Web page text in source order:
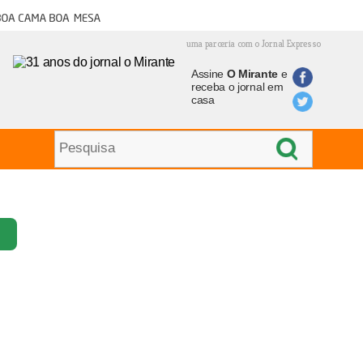
cama boa mesa
uma parceria com o Jornal Expresso
Assine O Mirantee
receba o jornal em
casa